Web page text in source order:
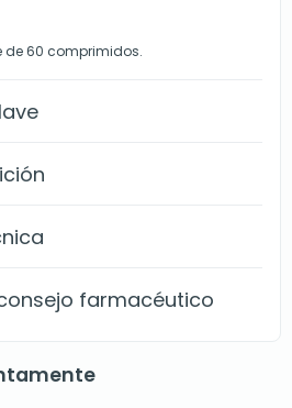
de 60 comprimidos.
farmacéutico